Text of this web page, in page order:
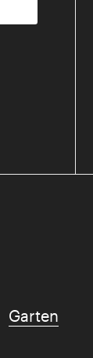
Garten